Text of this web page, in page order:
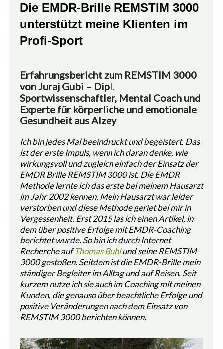
Die EMDR-Brille REMSTIM 3000
unterstützt meine Klienten im
Profi-Sport
Erfahrungsbericht zum REMSTIM 3000
von Juraj Gubi – Dipl.
Sportwissenschaftler, Mental Coach und
Experte für körperliche und emotionale
Gesundheit aus Alzey
Ich bin jedes Mal beeindruckt und begeistert. Das
ist der erste Impuls, wenn ich daran denke, wie
wirkungsvoll und zugleich einfach der Einsatz der
EMDR Brille REMSTIM 3000 ist. Die EMDR
Methode lernte ich das erste bei meinem Hausarzt
im Jahr 2002 kennen. Mein Hausarzt war leider
verstorben und diese Methode geriet bei mir in
Vergessenheit. Erst 2015 las ich einen Artikel, in
dem über positive Erfolge mit EMDR-Coaching
berichtet wurde. So bin ich durch Internet
Recherche aufThomas Buhlund seine REMSTIM
3000 gestoßen. Seitdem ist die EMDR-Brille mein
ständiger Begleiter im Alltag und auf Reisen. Seit
kurzem nutze ich sie auch im Coaching mit meinen
Kunden, die genauso über beachtliche Erfolge und
positive Veränderungen nach dem Einsatz von
REMSTIM 3000 berichten können.